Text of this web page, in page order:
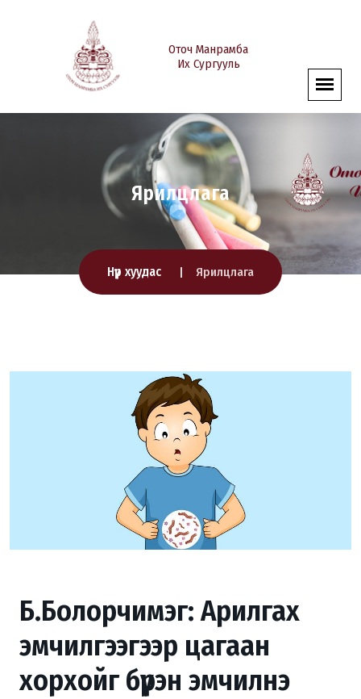
Оточ Манрамба
Их Сургууль
Ярилцлага
Нүүр хуудас Ярилцлага
Б.Болорчимэг: Арилгах
эмчилгээгээр цагаан
хорхойг бүрэн эмчилнэ